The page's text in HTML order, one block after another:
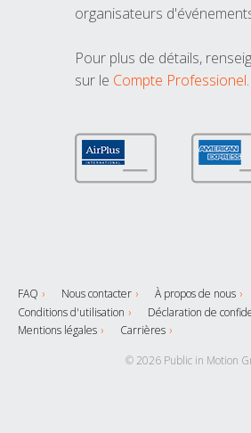
organisateurs
Pour plus de détails,
sur le Compte Professionel.
FAQ Nous contacter À propos de nous
Conditions d'utilisation
Déclaration de
Mentions légales
Carrières
© 2026 Public in Motion